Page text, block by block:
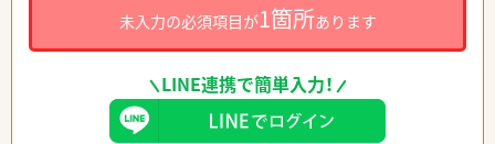
未入力の必須項目が1箇所あります
LINE連携で簡単入力！